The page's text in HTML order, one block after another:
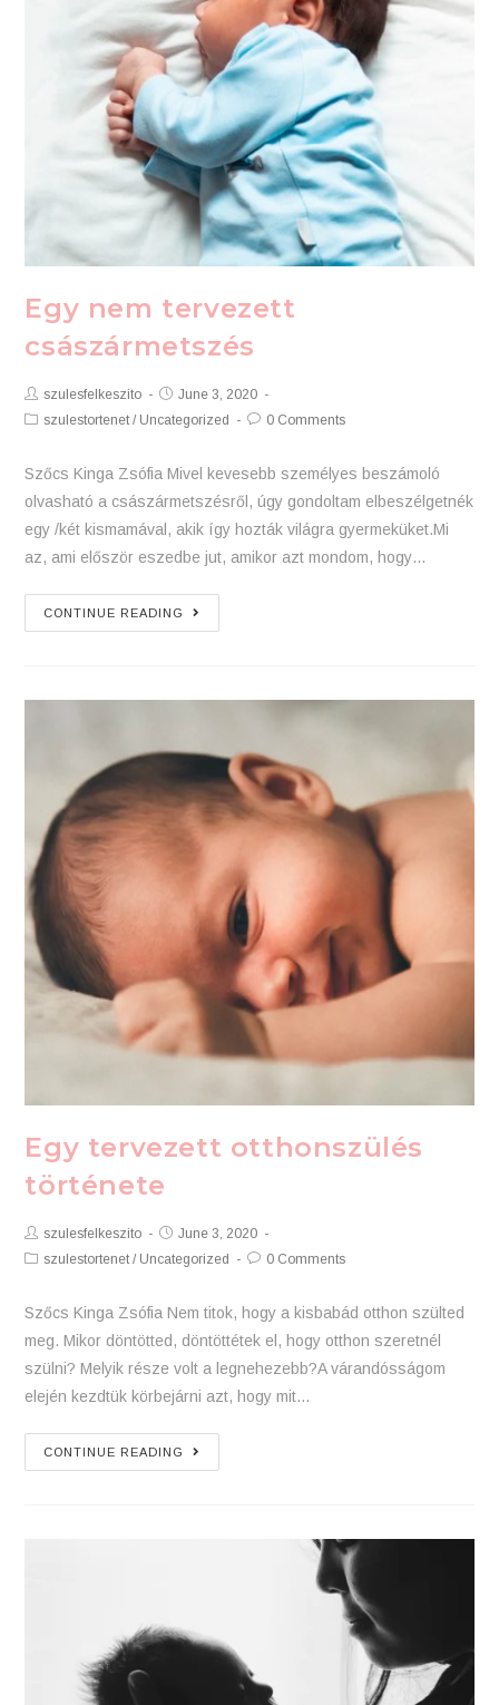
Egy nem tervezett
császármetszés
Post
Author:
szulesfelkeszito
PostJune 3, 2020
Postszulestortenet / Uncategorized
Post0 Comments
Szőcs Kinga Zsófia Mivel kevesebb személyes beszámoló
olvasható a császármetszésről, úgy gondoltam elbeszélgetnék
egy /két kismamával, akik így hozták világra gyermeküket.Mi
az, ami először eszedbe jut, amikor azt mondom, hogy…
CONTINUE READING
nem
Egy tervezett otthonszülés
története
Post
Author:
szulesfelkeszito
PostJune 3, 2020
Postszulestortenet / Uncategorized
Post0 Comments
Szőcs Kinga Zsófia Nem titok, hogy a kisbabád otthon szülted
meg. Mikor döntötted, döntöttétek el, hogy otthon szeretnél
szülni? Melyik része volt a legnehezebb?A várandósságom
elején kezdtük körbejárni azt, hogy mit…
CONTINUE READING
tervezett